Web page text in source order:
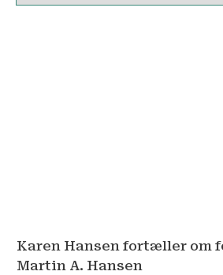
Karen Hansen fortæller om
Martin A. Hansen